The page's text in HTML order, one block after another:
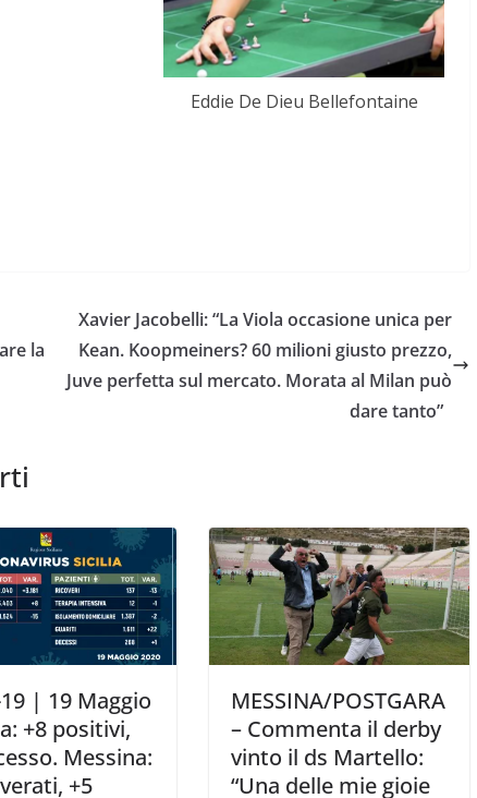
Eddie De Dieu Bellefontaine
la
Xavier Jacobelli: “La Viola occasione unica per
Kean. Koopmeiners? 60 milioni giusto prezzo,
Juve perfetta sul mercato. Morata al Milan può
dare tanto”
| 19 Maggio
+8 positivi,
Messina:
+5
MESSINA/POSTGARA
– Commenta il derby
vinto il ds Martello:
“Una delle mie gioie